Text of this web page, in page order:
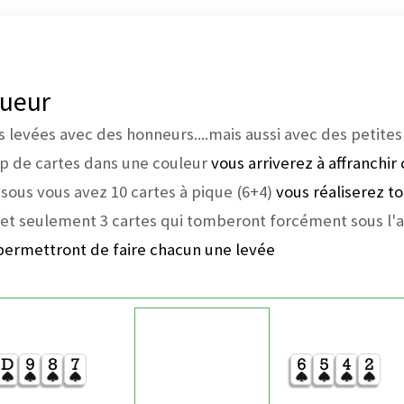
avec des honneurs....mais aussi avec des
de cartes dans une couleurvous arriverez à
vous avez 10 cartes à pique (6+4) vous réaliserez
seulement 3 cartes qui tomberont forcément sous
de faire chacun une levée